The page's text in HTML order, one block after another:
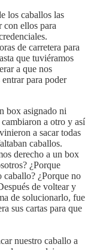
los caballos las
con ellos para
de carretera para
que tuviéramos
a que nos
para poder
box asignado ni
a otro y así
a sacar todas
caballos.
derecho a un box
¿Porque
caballo? ¿Porque no
de voltear y
de solucionarlo, fue
sus cartas para que
nuestro caballo a